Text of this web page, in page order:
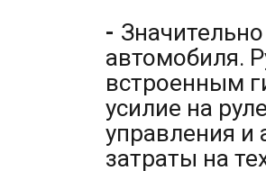
-
автомобиля.
встроенным
усилие на
управления и
затраты на